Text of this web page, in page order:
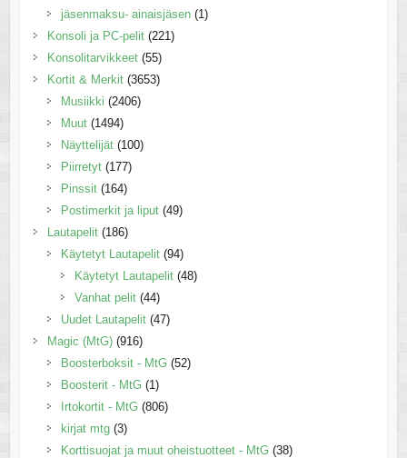
jäsenmaksu- ainaisjäsen (1)
Konsoli ja PC-pelit (221)
Konsolitarvikkeet (55)
Kortit & Merkit (3653)
Musiikki (2406)
Muut (1494)
Näyttelijät (100)
Piirretyt (177)
Pinssit (164)
Postimerkit ja liput (49)
Lautapelit (186)
Käytetyt Lautapelit (94)
Käytetyt Lautapelit (48)
Vanhat pelit (44)
Uudet Lautapelit (47)
Magic (MtG) (916)
Boosterboksit - MtG (52)
Boosterit - MtG (1)
Irtokortit - MtG (806)
kirjat mtg (3)
Korttisuojat ja muut oheistuotteet - MtG (38)